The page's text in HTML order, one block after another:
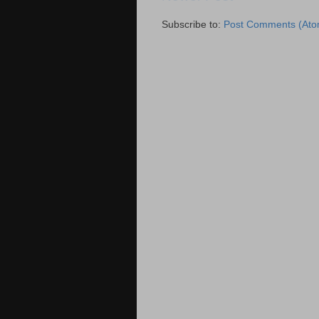
Subscribe to: Post Comments